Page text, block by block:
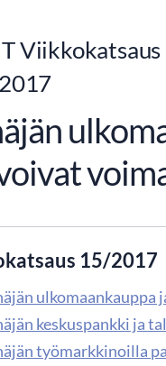
15/2017
ulkomaankauppa
keskuspankki ja
työmarkkinoilla